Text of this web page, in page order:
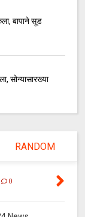
बापाने सूड
सोन्यासारख्या
RANDOM
0